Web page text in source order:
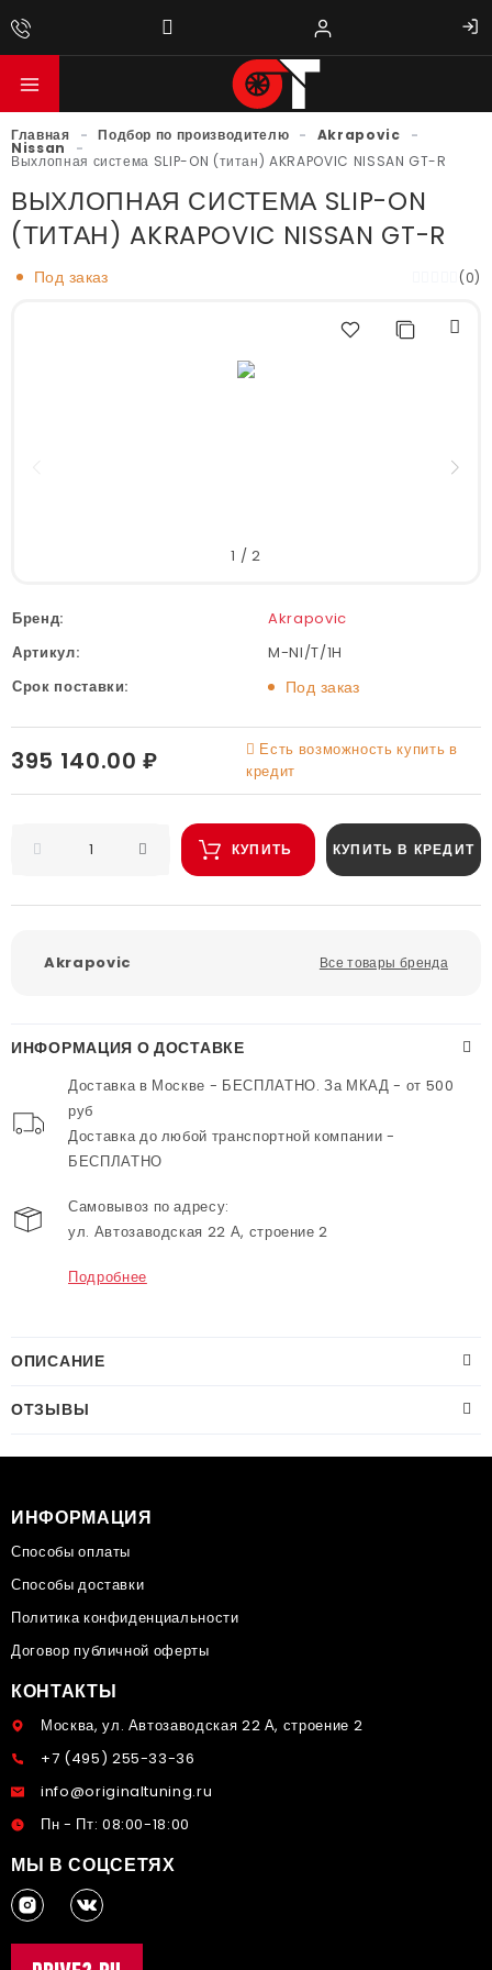
Главная - Подбор по производителю - Akrapovic -
Nissan -
Выхлопная система SLIP-ON (титан) AKRAPOVIC NISSAN GT-R
ВЫХЛОПНАЯ СИСТЕМА SLIP-ON
(ТИТАН) AKRAPOVIC NISSAN GT-R
Под заказ (0)
1 / 2
Бренд:
Akrapovic
Артикул:
M-NI/T/1H
Срок поставки:
Под заказ
395 140.00 ₽
Есть возможность купить в
кредит
КУПИТЬ КУПИТЬ В КРЕДИТ
Akrapovic Все товары бренда
ИНФОРМАЦИЯ О ДОСТАВКЕ
Доставка в Москве - БЕСПЛАТНО. За МКАД - от 500
руб
Доставка до любой транспортной компании -
БЕСПЛАТНО
Самовывоз по адресу:
ул. Автозаводская 22 А, строение 2
Подробнее
ОПИСАНИЕ
ОТЗЫВЫ
ИНФОРМАЦИЯ
Способы оплаты
Способы доставки
Политика конфиденциальности
Договор публичной оферты
КОНТАКТЫ
Москва, ул. Автозаводская 22 А, строение 2
+7 (495) 255-33-36
info@originaltuning.ru
Пн - Пт: 08:00-18:00
МЫ В СОЦСЕТЯХ